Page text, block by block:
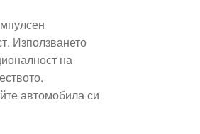
Използването
на
автомобила си